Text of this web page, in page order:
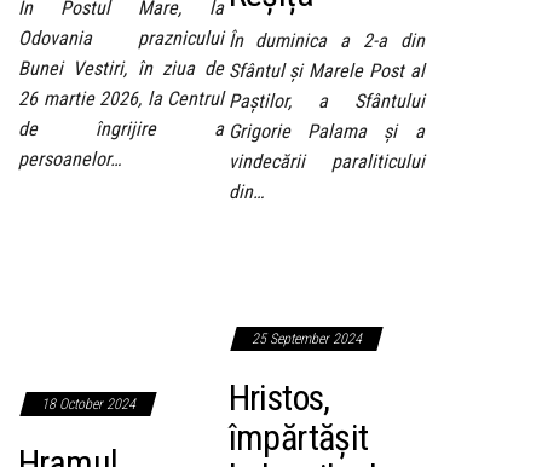
În Postul Mare, la
Odovania praznicului
Bunei Vestiri, în ziua de
26 martie 2026, la Centrul
de îngrijire a
persoanelor…
În duminica a 2-a din
Sfântul și Marele Post al
Paștilor, a Sfântului
Grigorie Palama și a
vindecării paraliticului
din…
18 October 2024
25 September 2024
Hristos,
împărtășit